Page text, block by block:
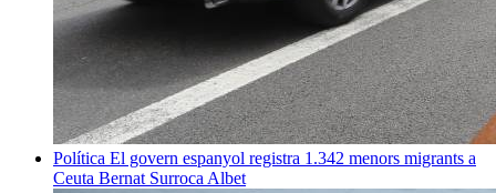
Política El govern espanyol registra 1.342 menors migrants a
Ceuta Bernat Surroca Albet